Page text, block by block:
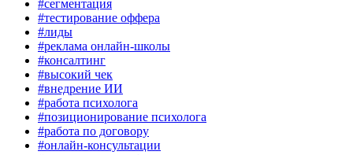
#сегментация
#тестирование оффера
#лиды
#реклама онлайн-школы
#консалтинг
#высокий чек
#внедрение ИИ
#работа психолога
#позиционирование психолога
#работа по договору
#онлайн-консультации